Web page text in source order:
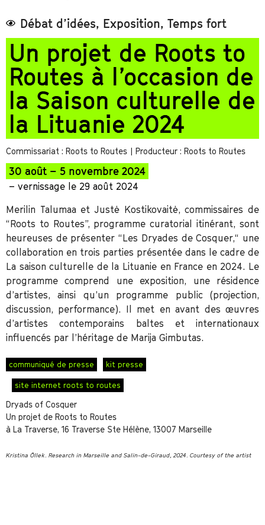
Débat d’idées, Exposition, Temps fort
Un projet de Roots to
Routes à l’occasion de
la Saison culturelle de
la Lituanie 2024
Commissariat : Roots to Routes | Producteur : Roots to Routes
30 août – 5 novembre 2024
– vernissage le 29 août 2024
Merilin Talumaa et Justė Kostikovaitė, commissaires de
“Roots to Routes”, programme curatorial itinérant, sont
heureuses de présenter “Les Dryades de Cosquer,“ une
collaboration en trois parties présentée dans le cadre de
La saison culturelle de la Lituanie en France en 2024. Le
programme comprend une exposition, une résidence
d’artistes, ainsi qu’un programme public (projection,
discussion, performance). Il met en avant des œuvres
d’artistes contemporains baltes et internationaux
influencés par l’héritage de Marija Gimbutas.
communiqué de presse kit presse
site internet roots to routes
Dryads of Cosquer
Un projet de Roots to Routes
à La Traverse, 16 Traverse Ste Hélène, 13007 Marseille
Kristina Õllek. Research in Marseille and Salin-de-Giraud, 2024. Courtesy of the artist